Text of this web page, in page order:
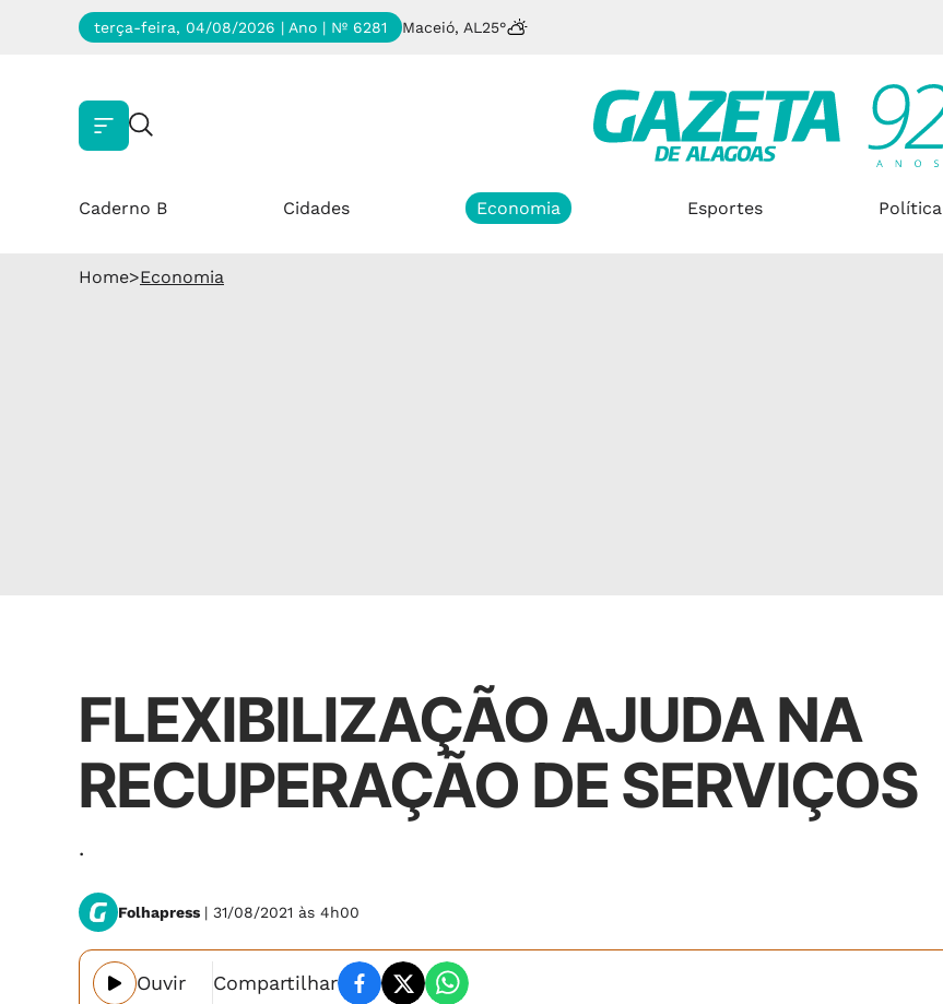
terça-feira, 04/08/2026 | Ano | Nº 6281 Maceió, AL 25°
Caderno B Cidades Economia Esportes Política
Home>Economia
FLEXIBILIZAÇÃO AJUDA NA
RECUPERAÇÃO DE SERVIÇOS
.
Folhapress | 31/08/2021 às 4h00
Ouvir Compartilhar